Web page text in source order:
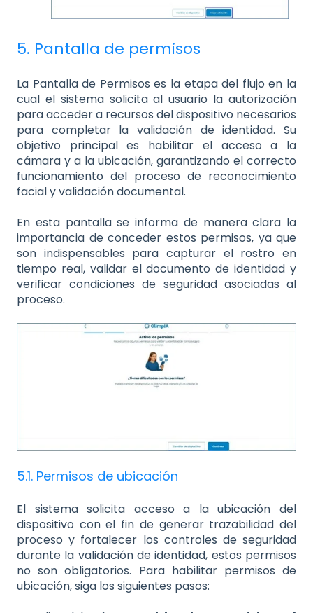
5. Pantalla de permisos
La Pantalla de Permisos es la etapa del flujo en la
cual el sistema solicita al usuario la autorización
para acceder a recursos del dispositivo necesarios
para completar la validación de identidad. Su
objetivo principal es habilitar el acceso a la
cámara y a la ubicación, garantizando el correcto
funcionamiento del proceso de reconocimiento
facial y validación documental.
En esta pantalla se informa de manera clara la
importancia de conceder estos permisos, ya que
son indispensables para capturar el rostro en
tiempo real, validar el documento de identidad y
verificar condiciones de seguridad asociadas al
proceso.
5.1. Permisos de ubicación
El sistema solicita acceso a la ubicación del
dispositivo con el fin de generar trazabilidad del
proceso y fortalecer los controles de seguridad
durante la validación de identidad, estos permisos
no son obligatorios. Para habilitar permisos de
ubicación, siga los siguientes pasos: